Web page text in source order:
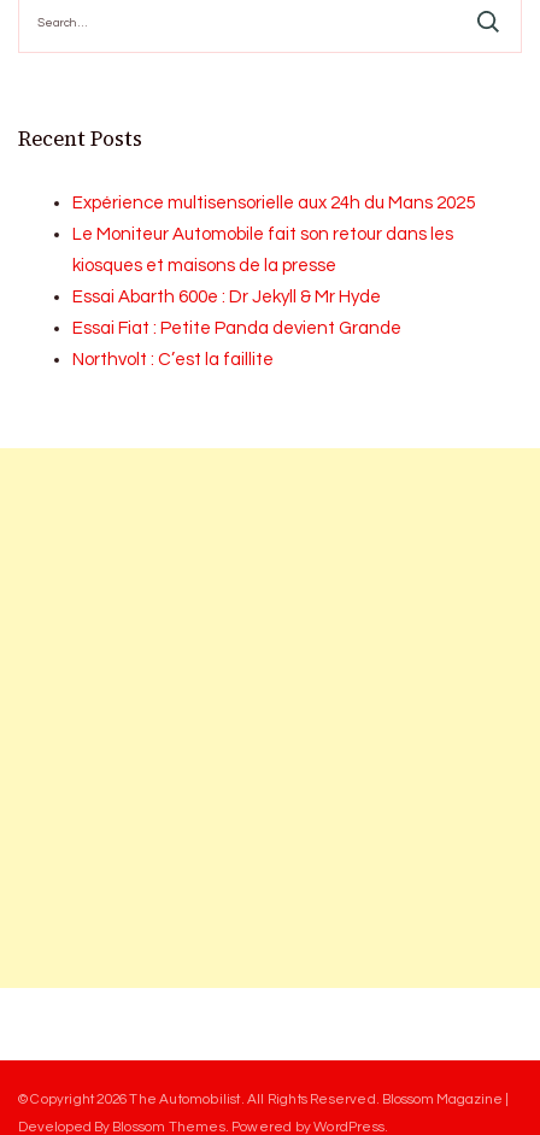
for:
Recent Posts
Expérience multisensorielle aux 24h du Mans 2025
Le Moniteur Automobile fait son retour dans les
kiosques et maisons de la presse
Essai Abarth 600e : Dr Jekyll & Mr Hyde
Essai Fiat : Petite Panda devient Grande
Northvolt : C’est la faillite
© Copyright 2026The Automobilist. All Rights Reserved. Blossom Magazine |
Developed By Blossom Themes. Powered byWordPress